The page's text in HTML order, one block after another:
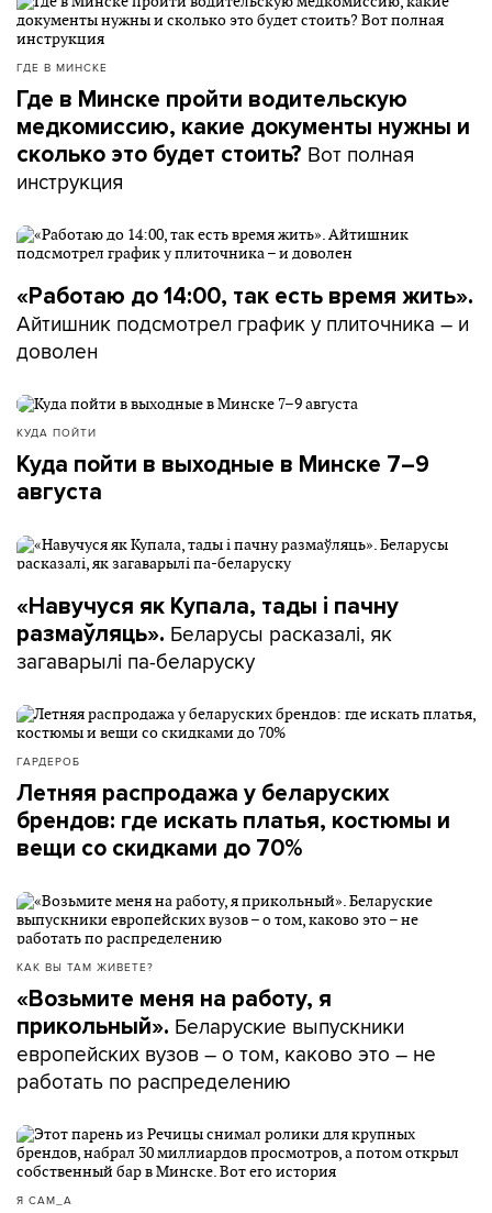
ГДЕ В МИНСКЕ
Где в Минске пройти водительскую
медкомиссию, какие документы нужны и
сколько это будет стоить? Вот полная
инструкция
«Работаю до 14:00, так есть время жить».
Айтишник подсмотрел график у плиточника – и
доволен
КУДА ПОЙТИ
Куда пойти в выходные в Минске 7–9
августа
«Навучуся як Купала, тады і пачну
размаўляць». Беларусы расказалі, як
загаварылі па-беларуску
ГАРДЕРОБ
Летняя распродажа у беларуских
брендов: где искать платья, костюмы и
вещи со скидками до 70%
КАК ВЫ ТАМ ЖИВЕТЕ?
«Возьмите меня на работу, я
прикольный». Беларуские выпускники
европейских вузов – о том, каково это – не
работать по распределению
Я САМ_А